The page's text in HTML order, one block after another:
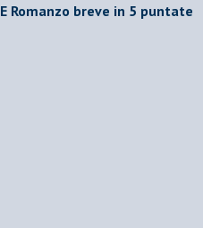
Romanzo breve in 5 puntate